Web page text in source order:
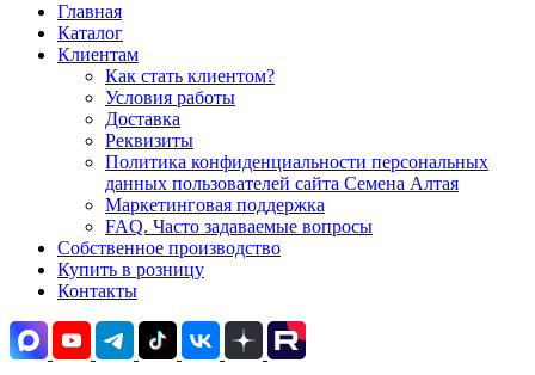
Главная
Каталог
Клиентам
Как стать клиентом?
Условия работы
Доставка
Реквизиты
Политика конфиденциальности персональных
данных пользователей сайта Семена Алтая
Маркетинговая поддержка
FAQ. Часто задаваемые вопросы
Собственное производство
Купить в розницу
Контакты